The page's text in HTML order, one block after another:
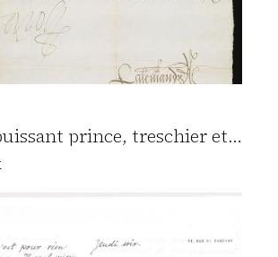
prince, treschier et…